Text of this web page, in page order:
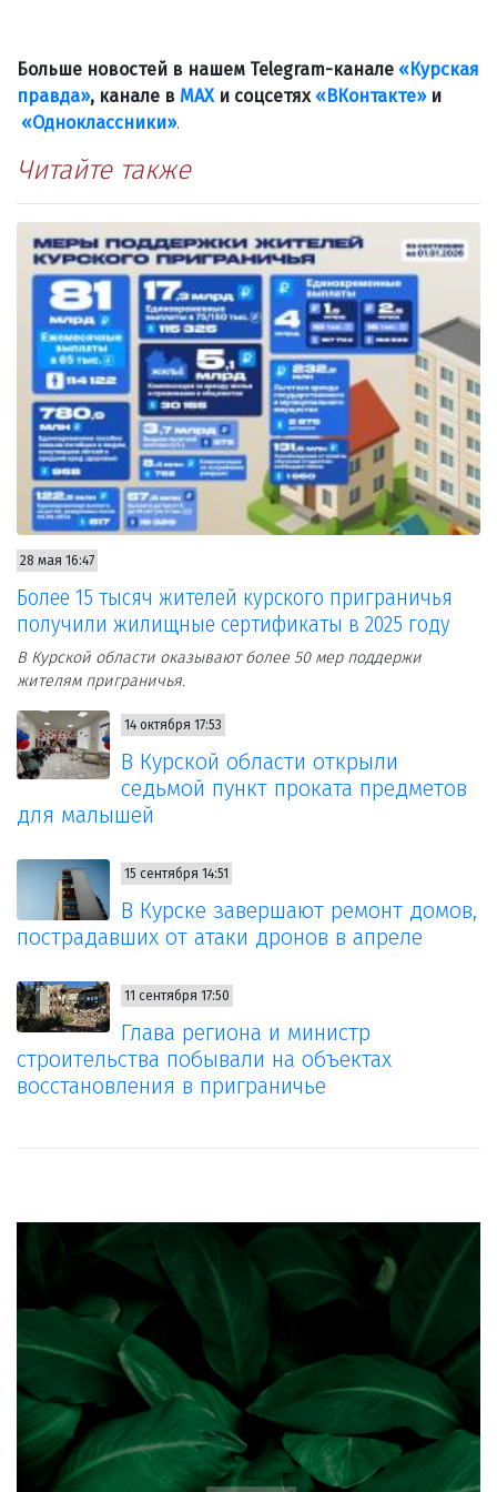
Больше новостей в нашем Telegram-канале «Курская
правда», канале в МАХ и соцсетях «ВКонтакте»и
«Одноклассники».
Читайте также
28 мая 16:47
Более 15 тысяч жителей курского приграничья
получили жилищные сертификаты в 2025 году
В Курской области оказывают более 50 мер поддержи
жителям приграничья.
14 октября 17:53
В Курской области открыли
седьмой пункт проката предметов
для малышей
15 сентября 14:51
В Курске завершают ремонт домов,
пострадавших от атаки дронов в апреле
11 сентября 17:50
Глава региона и министр
строительства побывали на объектах
восстановления в приграничье